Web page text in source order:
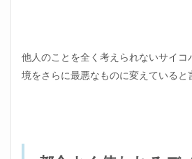
他人のことを全く考えられないサイコ
境をさらに最悪なものに変えていると